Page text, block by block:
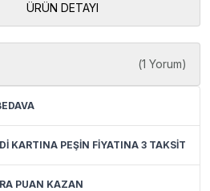
ÜRÜN DETAYI
(1 Yorum)
KARTINA PEŞİN FİYATINA 3 TAKSİT
PUAN KAZAN